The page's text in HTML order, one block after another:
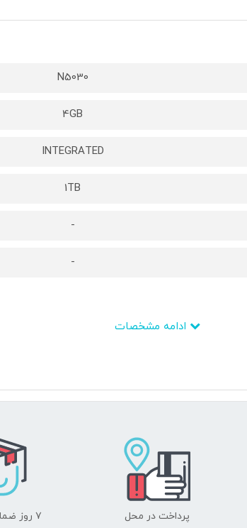
N5030
4GB
INTEGRATED
1TB
-
-
1.1 گیگاهرتز تا 3.1 گیگاهرتز
پرداخت در محل ۷ روز ضمانت بازگشت